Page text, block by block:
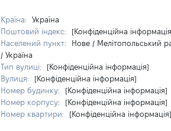
Країна:
Україна
Поштовий індекс:
[Конфіденційна
Населений пункт:
Нове / Мелітопольський
/ Україна
Тип вулиці:
[Конфіденційна інформація]
Вулиця:
[Конфіденційна інформація]
Номер будинку:
[Конфіденційна інформація]
Номер корпусу:
[Конфіденційна інформація]
Номер квартири:
[Конфіденційна інформація]